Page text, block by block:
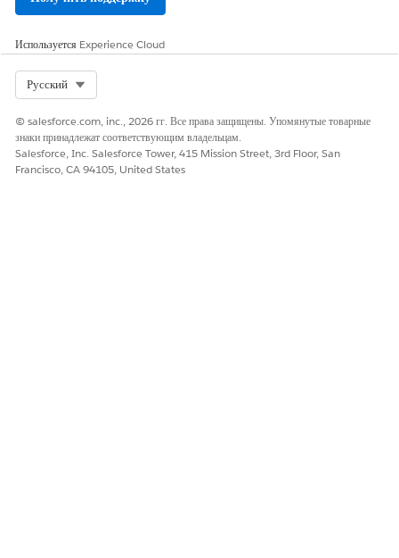
Оставьте свой отзыв, чтобы мы могли стать лучше!
Используется Experience Cloud
Русский
© salesforce.com, inc., 2026 гг. Все права защищены. Упомянутые товарные
знаки принадлежат соответствующим владельцам.
Salesforce, Inc. Salesforce Tower, 415 Mission Street, 3rd Floor, San
Francisco, CA 94105, United States